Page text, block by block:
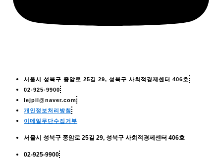
서울시 성북구 종암로 25길 29, 성북구 사회적경제센터 406호
02-925-9900
lejpil@naver.com
개인정보처리방침
이메일무단수집거부
서울시 성북구 종암로 25길 29, 성북구 사회적경제센터 406호
02-925-9900